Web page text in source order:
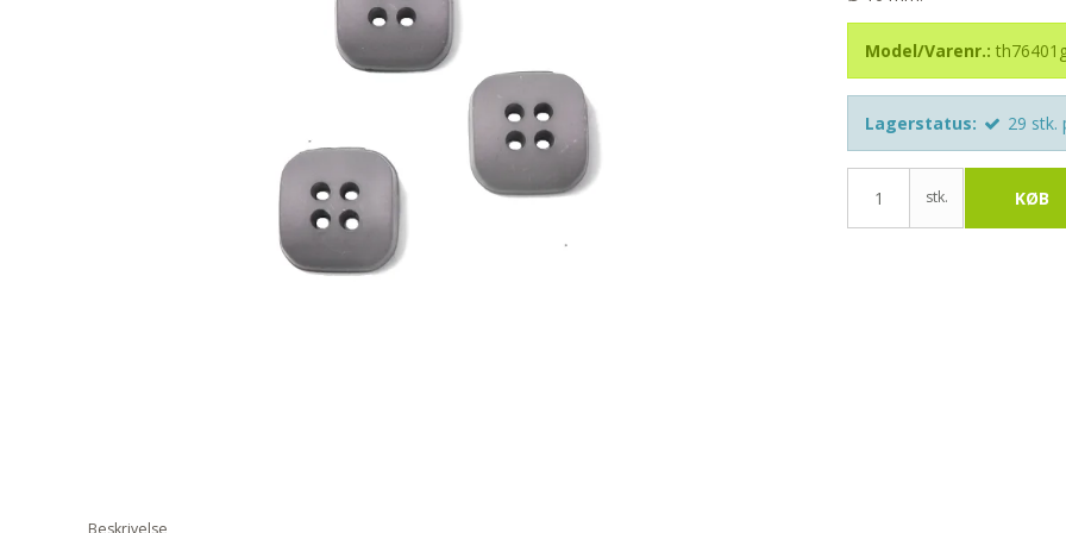
Model/Varenr.:
Lagerstatus: 29 stk.
stk. KØB
Beskrivelse